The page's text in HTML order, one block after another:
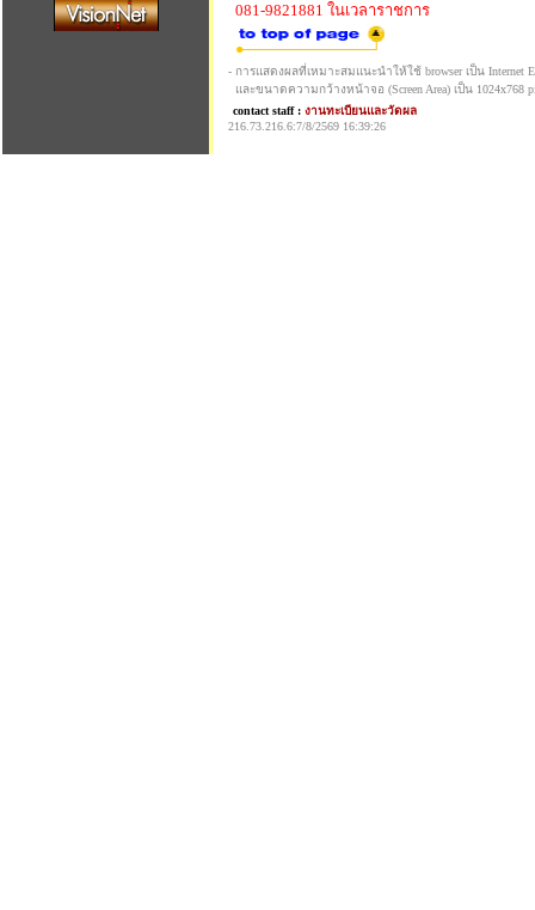
081-9821881 ในเวลาราชการ
- การแสดงผลที่เหมาะสมแนะนำให้ใช้ browser เป็น Internet
และขนาดความกว้างหน้าจอ (Screen Area) เป็น 1024x768
contact staff : งานทะเบียนและวัดผล
216.73.216.6:7/8/2569 16:39:26